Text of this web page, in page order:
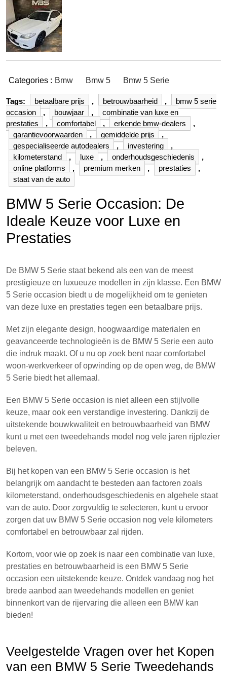
Categories : Bmw Bmw 5 Bmw 5 Serie
Tags: betaalbare prijs , betrouwbaarheid ,
bmw 5 serie
occasion
, bouwjaar ,
combinatie van luxe en
prestaties
, comfortabel , erkende bmw-dealers
,
garantievoorwaarden
, gemiddelde prijs
,
gespecialiseerde autodealers
, investering
,
kilometerstand
, luxe , onderhoudsgeschiedenis
,
online platforms
, premium merken , prestaties
,
staat van de auto
BMW 5 Serie Occasion: De
Ideale Keuze voor Luxe en
Prestaties
De BMW 5 Serie staat bekend als een van de meest
prestigieuze en luxueuze modellen in zijn klasse. Een BMW
5 Serie occasion biedt u de mogelijkheid om te genieten
van deze luxe en prestaties tegen een betaalbare prijs.
Met zijn elegante design, hoogwaardige materialen en
geavanceerde technologieën is de BMW 5 Serie een auto
die indruk maakt. Of u nu op zoek bent naar comfortabel
woon-werkverkeer of opwinding op de open weg, de BMW
5 Serie biedt het allemaal.
Een BMW 5 Serie occasion is niet alleen een stijlvolle
keuze, maar ook een verstandige investering. Dankzij de
uitstekende bouwkwaliteit en betrouwbaarheid van BMW
kunt u met een tweedehands model nog vele jaren rijplezier
beleven.
Bij het kopen van een BMW 5 Serie occasion is het
belangrijk om aandacht te besteden aan factoren zoals
kilometerstand, onderhoudsgeschiedenis en algehele staat
van de auto. Door zorgvuldig te selecteren, kunt u ervoor
zorgen dat uw BMW 5 Serie occasion nog vele kilometers
comfortabel en betrouwbaar zal rijden.
Kortom, voor wie op zoek is naar een combinatie van luxe,
prestaties en betrouwbaarheid is een BMW 5 Serie
occasion een uitstekende keuze. Ontdek vandaag nog het
brede aanbod aan tweedehands modellen en geniet
binnenkort van de rijervaring die alleen een BMW kan
bieden!
Veelgestelde Vragen over het Kopen
van een BMW 5 Serie Tweedehands